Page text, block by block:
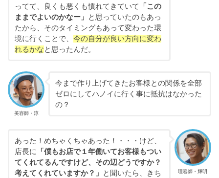
ってて、良くも悪くも慣れてきていて
「この
ままでよいのかなー」
と思っていたのもあっ
たから、そのタイミングもあって変わった環
境に行くことで、 今の自分が良い方向に変わ
れるかなと思ったんだ。
美容師・淳
今まで作り上げてきたお客様との関係を全部
ゼロにしてハノイに行く事に抵抗はなかった
の？
理容師・輝明
あった！めちゃくちゃあった！・・・けど、
店長に 「僕もお店で１年働いてお客様もつい
てくれてるんですけど、その辺どうですか？
考えてくれていますか？」
と聞いたら、きち